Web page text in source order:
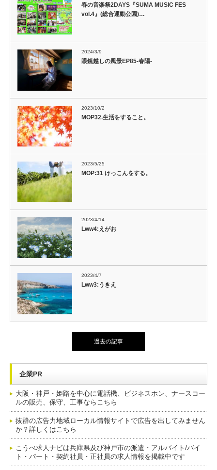
春の音楽祭2DAYS『SUMA MUSIC FES
vol.4』(総合運動公園)…
2024/3/9
眼鏡越しの風景EP85-春陽-
2023/10/2
MOP32.生活をすること。
2023/5/25
MOP:31 けっこんをする。
2023/4/14
Lww4:えがお
2023/4/7
Lww3:うきえ
過去の記事
企業PR
大阪・神戸・姫路を中心に電話機、ビジネスホン、ナースコー
ルの販売、保守、工事ならこちら
抜群の広告力地域ローカル情報サイトで広告を出してみません
か？詳しくはこちら
こうべ求人ナビは兵庫県及び神戸市の派遣・アルバイト/バイ
ト・パート・契約社員・正社員の求人情報を掲載中です